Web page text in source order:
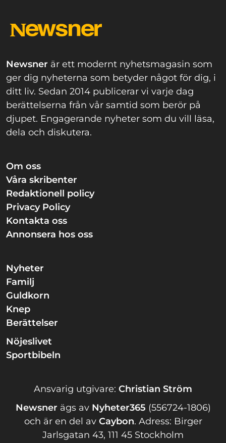
Newsner är ett modernt nyhetsmagasin som
ger dig nyheterna som betyder något för dig, i
ditt liv. Sedan 2014 publicerar vi varje dag
berättelserna från vår samtid som berör på
djupet. Engagerande nyheter som du vill läsa,
dela och diskutera.
Om oss
Våra skribenter
Redaktionell policy
Privacy Policy
Kontakta oss
Annonsera hos oss
Nyheter
Familj
Guldkorn
Knep
Berättelser
Nöjeslivet
Sportbibeln
Ansvarig utgivare: Christian Ström
Newsner ägs av Nyheter365 (556724-1806)
och är en del av Caybon. Adress: Birger
Jarlsgatan 43, 111 45 Stockholm